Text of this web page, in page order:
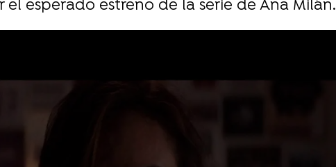
esperado estreno de la serie de Ana Milán.